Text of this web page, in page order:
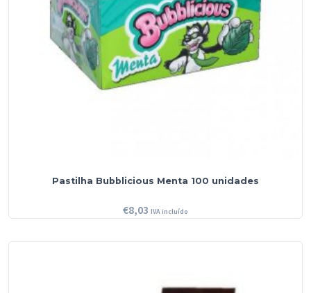
Pastilha Bubblicious Menta 100 unidades
€8,03 IVA incluído